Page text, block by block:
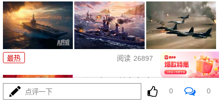
最热 阅读 26897 07-31
爱国者只剩半条命，美军却拉着
沙特去伊拉克踩雷
点评一下 0 0